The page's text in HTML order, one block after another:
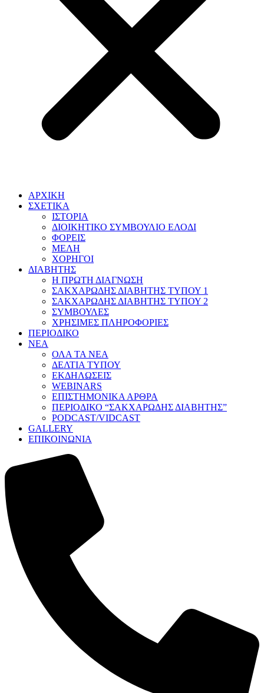
ΑΡΧΙΚΗ
ΣΧΕΤΙΚΑ
ΙΣΤΟΡΙΑ
ΔΙΟΙΚΗΤΙΚΟ ΣΥΜΒΟΥΛΙΟ ΕΛΟΔΙ
ΦΟΡΕΙΣ
ΜΕΛΗ
ΧΟΡΗΓΟΙ
ΔΙΑΒΗΤΗΣ
Η ΠΡΩΤΗ ΔΙΑΓΝΩΣΗ
ΣΑΚΧΑΡΩΔΗΣ ΔΙΑΒΗΤΗΣ ΤΥΠΟΥ 1
ΣΑΚΧΑΡΩΔΗΣ ΔΙΑΒΗΤΗΣ ΤΥΠΟΥ 2
ΣΥΜΒΟΥΛΕΣ
ΧΡΗΣΙΜΕΣ ΠΛΗΡΟΦΟΡΙΕΣ
ΠΕΡΙΟΔΙΚΟ
ΝΕΑ
ΟΛΑ ΤΑ ΝΕΑ
ΔΕΛΤΙΑ ΤΥΠΟΥ
ΕΚΔΗΛΩΣΕΙΣ
WEBINARS
ΕΠΙΣΤΗΜΟΝΙΚΑ ΑΡΘΡΑ
ΠΕΡΙΟΔΙΚΟ “ΣΑΚΧΑΡΩΔΗΣ ΔΙΑΒΗΤΗΣ”
PODCAST/VIDCAST
GALLERY
ΕΠΙΚΟΙΝΩΝΙΑ